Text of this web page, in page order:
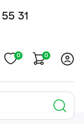
31
0 0